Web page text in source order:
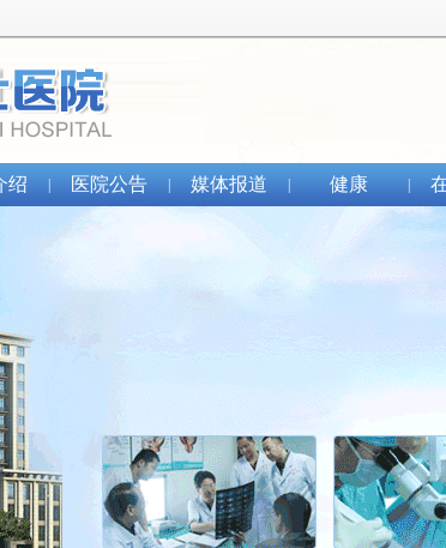
绍 医院公告 媒体报道 健康